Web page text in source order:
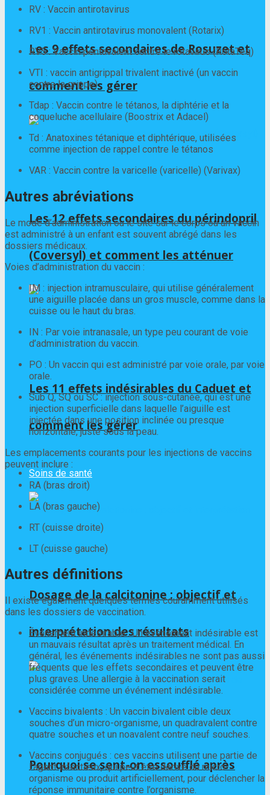
Les 9 effets secondaires de Rosuzet et
comment les gérer
Les 12 effets secondaires du périndopril
(Coversyl) et comment les atténuer
Les 11 effets indésirables du Caduet et
comment les gérer
Soins de santé
Dosage de la calcitonine : objectif et
interprétation des résultats
Pourquoi se sent-on essoufflé après
RV : Vaccin antirotavirus
RV1 : Vaccin antirotavirus monovalent (Rotarix)
RV5 : Vaccin pentavalent contre le rotavirus (RotaTeq)
VTI : vaccin antigrippal trivalent inactivé (un vaccin
contre la grippe)
Tdap : Vaccin contre le tétanos, la diphtérie et la
coqueluche acellulaire (Boostrix et Adacel)
Td : Anatoxines tétanique et diphtérique, utilisées
comme injection de rappel contre le tétanos
VAR : Vaccin contre la varicelle (varicelle) (Varivax)
Autres abréviations
Le mode d’administration ou le site sur le corps où un vaccin
est administré à un enfant est souvent abrégé dans les
dossiers médicaux.
Voies d’administration du vaccin :
IM : injection intramusculaire, qui utilise généralement
une aiguille placée dans un gros muscle, comme dans la
cuisse ou le haut du bras.
IN : Par voie intranasale, un type peu courant de voie
d’administration du vaccin.
PO : Un vaccin qui est administré par voie orale, par voie
orale.
Sub Q, SQ ou SC : injection sous-cutanée, qui est une
injection superficielle dans laquelle l’aiguille est
injectée dans une position inclinée ou presque
horizontale, juste sous la peau.
Les emplacements courants pour les injections de vaccins
peuvent inclure :
RA (bras droit)
LA (bras gauche)
RT (cuisse droite)
LT (cuisse gauche)
Autres définitions
Il existe également quelques termes couramment utilisés
dans les dossiers de vaccination.
Événement indésirable : Un événement indésirable est
un mauvais résultat après un traitement médical. En
général, les événements indésirables ne sont pas aussi
fréquents que les effets secondaires et peuvent être
plus graves. Une allergie à la vaccination serait
considérée comme un événement indésirable.
Vaccins bivalents : Un vaccin bivalent cible deux
souches d’un micro-organisme, un quadravalent contre
quatre souches et un noavalent contre neuf souches.
Vaccins conjugués : ces vaccins utilisent une partie de
l’agent infectieux, qui peut être dérivé du micro-
organisme ou produit artificiellement, pour déclencher la
réponse immunitaire contre l’organisme.